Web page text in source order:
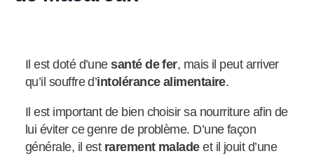
Il est doté d’unesanté de fer, mais il peut arriver
qu’il souffre d’intolérance alimentaire.
Il est important de bien choisir sa nourriture afin de
lui éviter ce genre de problème. D’une façon
générale, il est rarement maladeet il jouit d’une